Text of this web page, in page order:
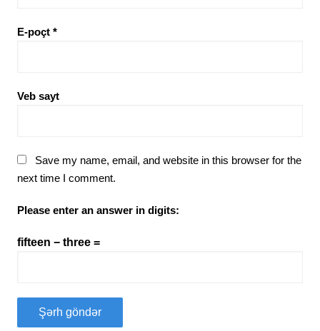
E-poçt *
Veb sayt
Save my name, email, and website in this browser for the
next time I comment.
Please enter an answer in digits:
fifteen − three =